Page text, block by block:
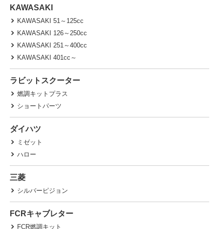
KAWASAKI
KAWASAKI 51～125cc
KAWASAKI 126～250cc
KAWASAKI 251～400cc
KAWASAKI 401cc～
ラビットスクーター
燃調キットプラス
ショートパーツ
ダイハツ
ミゼット
ハロー
三菱
シルバーピジョン
FCRキャブレター
FCR燃調キット